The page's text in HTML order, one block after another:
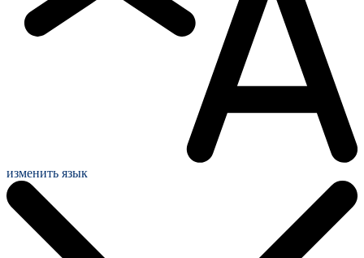
изменить язык